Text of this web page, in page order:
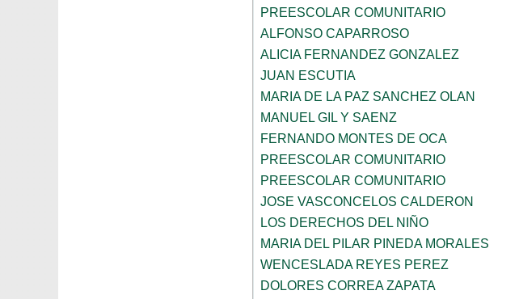
PREESCOLAR COMUNITARIO
ALFONSO CAPARROSO
ALICIA FERNANDEZ GONZALEZ
JUAN ESCUTIA
MARIA DE LA PAZ SANCHEZ OLAN
MANUEL GIL Y SAENZ
FERNANDO MONTES DE OCA
PREESCOLAR COMUNITARIO
PREESCOLAR COMUNITARIO
JOSE VASCONCELOS CALDERON
LOS DERECHOS DEL NIÑO
MARIA DEL PILAR PINEDA MORALES
WENCESLADA REYES PEREZ
DOLORES CORREA ZAPATA